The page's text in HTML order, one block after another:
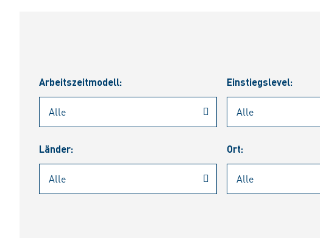
Arbeitszeitmodell: Einstiegslevel:
Länder: Ort: